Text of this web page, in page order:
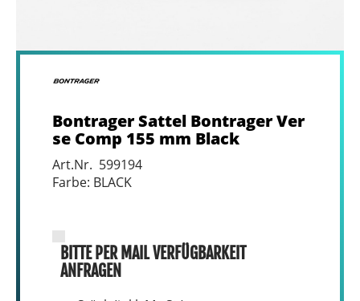
Bontrager Sattel Bontrager Ver
se Comp 155 mm Black
Art.Nr. 599194
Farbe: BLACK
BITTE PER MAIL VERFÜGBARKEIT
ANFRAGEN